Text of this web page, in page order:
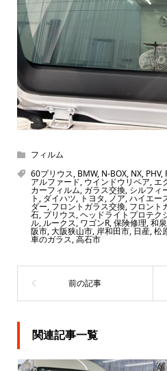
フィルム
60プリウス, BMW, N-BOX, NX, PHV,
アルファード, ウインドウリペア,エ
カーフィルム, ガラス交換,シルフィ
ト , ダイハツ,トヨタ,ノア,ハイエー
ダー, フロントガラス交換, フロント
石, プリウス,ヘッドライトプロテク
ル, ルークス, ワゴンR,保険修理,和
阪市,大阪狭山市, 岸和田市,日産,松
車のガラス,高石市
関連記事一覧